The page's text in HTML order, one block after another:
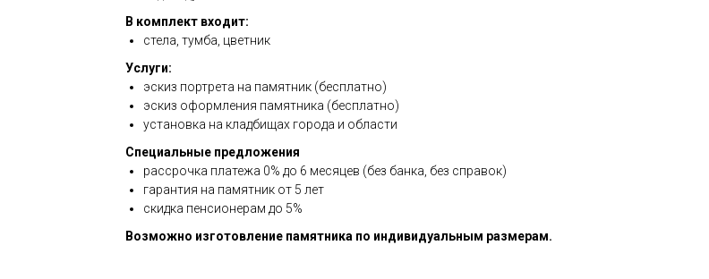
В комплект входит:
стела, тумба, цветник
Услуги:
эскиз портрета на памятник (бесплатно)
эскиз оформления памятника (бесплатно)
установка на кладбищах города и области
Специальные предложения
рассрочка платежа 0% до 6 месяцев (без банка, без справок)
гарантия на памятник от 5 лет
скидка пенсионерам до 5%
Возможно изготовление памятника по индивидуальным размерам.